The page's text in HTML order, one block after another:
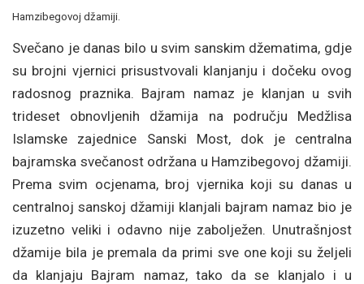
Hamzibegovoj džamiji.
Svečano je danas bilo u svim sanskim džematima, gdje
su brojni vjernici prisustvovali klanjanju i dočeku ovog
radosnog praznika. Bajram namaz je klanjan u svih
trideset obnovljenih džamija na području Medžlisa
Islamske zajednice Sanski Most, dok je centralna
bajramska svečanost održana u Hamzibegovoj džamiji.
Prema svim ocjenama, broj vjernika koji su danas u
centralnoj sanskoj džamiji klanjali bajram namaz bio je
izuzetno veliki i odavno nije zabolježen. Unutrašnjost
džamije bila je premala da primi sve one koji su željeli
da klanjaju Bajram namaz, tako da se klanjalo i u